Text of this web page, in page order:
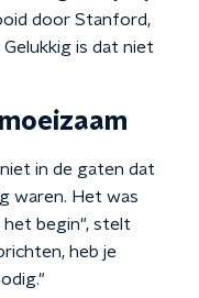
door Stanford,
is dat niet
in de gaten dat
waren. Het was
begin", stelt
heb je